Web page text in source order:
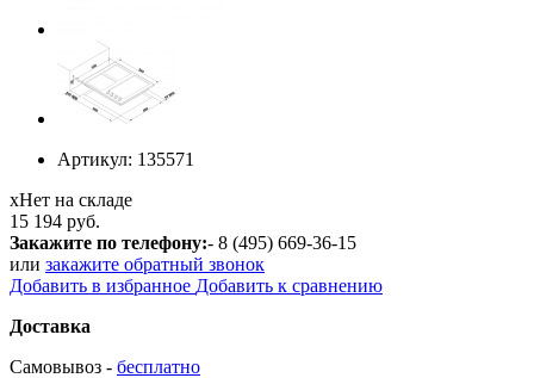
Артикул: 135571
хНет на складе
15 194 руб.
Закажите по телефону:- 8 (495) 669-36-15
или закажите обратный звонок
Добавить в избранное Добавить к сравнению
Доставка
Самовывоз - бесплатно